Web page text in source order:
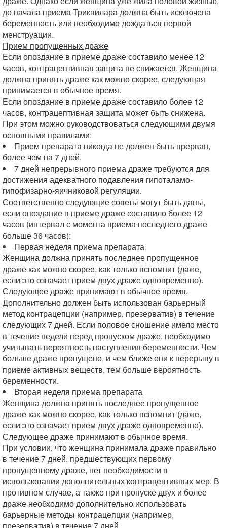
до начала приема Триквилара должна быть исключена
беременность или необходимо дождаться первой
менструации.
Прием пропущенных драже
Если опоздание в приеме драже составило менее 12
часов, контрацептивная защита не снижается. Женщина
должна принять драже как можно скорее, следующая
принимается в обычное время.
Если опоздание в приеме драже составило более 12
часов, контрацептивная защита может быть снижена.
При этом можно руководствоваться следующими двумя
основными правилами:
Прием препарата никогда не должен быть прерван,
более чем на 7 дней.
7 дней непрерывного приема драже требуются для
достижения адекватного подавления гипоталамо-
гипофизарно-яичниковой регуляции.
Соответственно следующие советы могут быть даны,
если опоздание в приеме драже составило более 12
часов (интервал с момента приема последнего драже
больше 36 часов):
Первая неделя приема препарата
Женщина должна принять последнее пропущенное
драже как можно скорее, как только вспомнит (даже,
если это означает прием двух драже одновременно).
Следующее драже принимают в обычное время.
Дополнительно должен быть использован барьерный
метод контрацепции (например, презерватив) в течение
следующих 7 дней. Если половое сношение имело место
в течение недели перед пропуском драже, необходимо
учитывать вероятность наступления беременности. Чем
больше драже пропущено, и чем ближе они к перерыву в
приеме активных веществ, тем больше вероятность
беременности.
Вторая неделя приема препарата
Женщина должна принять последнее пропущенное
драже как можно скорее, как только вспомнит (даже,
если это означает прием двух драже одновременно).
Следующее драже принимают в обычное время.
При условии, что женщина принимала драже правильно
в течение 7 дней, предшествующих первому
пропущенному драже, нет необходимости в
использовании дополнительных контрацептивных мер. В
противном случае, а также при пропуске двух и более
драже необходимо дополнительно использовать
барьерные методы контрацепции (например,